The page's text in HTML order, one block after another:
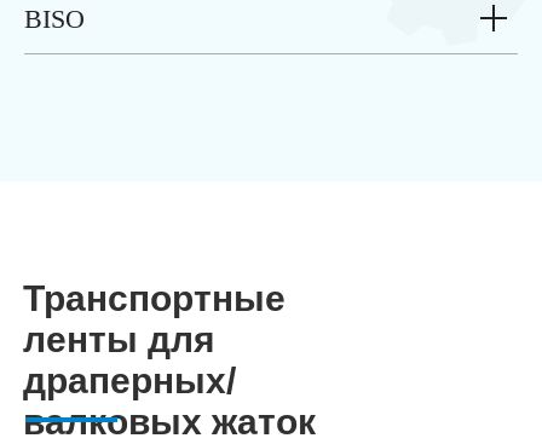
BISO
Транспортные
ленты для
драперных/
валковых жаток